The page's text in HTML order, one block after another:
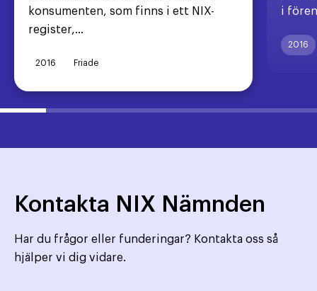
konsumenten, som finns i ett NIX-
register,...
2016 Friade
i
2016
Kontakta NIX Nämnden
Har du frågor eller funderingar? Kontakta oss så
hjälper vi dig vidare.